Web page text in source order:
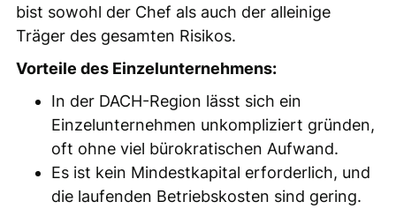
bist sowohl der Chef als auch der alleinige
Träger des gesamten Risikos.
Vorteile des Einzelunternehmens:
In der DACH-Region lässt sich ein
Einzelunternehmen unkompliziert gründen,
oft ohne viel bürokratischen Aufwand.
Es ist kein Mindestkapital erforderlich, und
die laufenden Betriebskosten sind gering.